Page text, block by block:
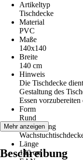
Artikeltyp
Tischdecke
Material
PVC
Maße
140x140
Breite
140 cm
Hinweis
Die Tischdecke
Gestaltung des
Essen
Form
Rund
Ausführung
Länge
140 cm
Mehr anzeigen
Beschreibung